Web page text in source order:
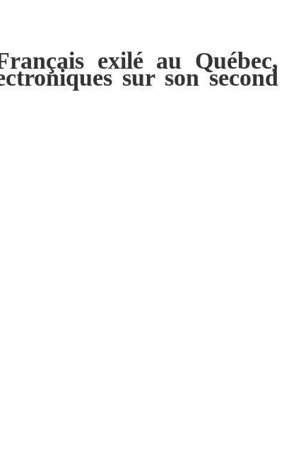
exilé au Québec,
sur son second